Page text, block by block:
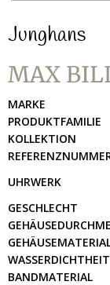
Junghans
MAX
MARKE
PRODUKTFAMILIE
KOLLEKTION
UHRWERK
GESCHLECHT
WASSERDICHTHEIT
BANDMATERIAL